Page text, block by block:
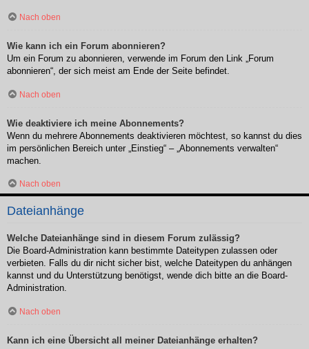
Nach oben
Wie kann ich ein Forum abonnieren?
Um ein Forum zu abonnieren, verwende im Forum den Link „Forum
abonnieren“, der sich meist am Ende der Seite befindet.
Nach oben
Wie deaktiviere ich meine Abonnements?
Wenn du mehrere Abonnements deaktivieren möchtest, so kannst du dies
im persönlichen Bereich unter „Einstieg“ – „Abonnements verwalten“
machen.
Nach oben
Dateianhänge
Welche Dateianhänge sind in diesem Forum zulässig?
Die Board-Administration kann bestimmte Dateitypen zulassen oder
verbieten. Falls du dir nicht sicher bist, welche Dateitypen du anhängen
kannst und du Unterstützung benötigst, wende dich bitte an die Board-
Administration.
Nach oben
Kann ich eine Übersicht all meiner Dateianhänge erhalten?